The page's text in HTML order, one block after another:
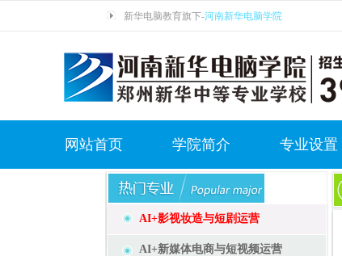
新华电脑教育旗下-河南新华电脑学院
网站首页 学院简介 专业设置
AI+影视妆造与短剧运营
AI+新媒体电商与短视频运营